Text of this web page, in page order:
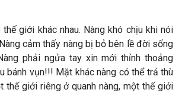
giới khác nhau. Nàng khó chịu khi nói
Nàng cảm thấy nàng bị bỏ bên lề đời sống
phải ngửa tay xin mới thỉnh thoảng
bánh vụn!!! Mặt khác nàng có thể trả thù
thế giới riêng ở quanh nàng, một thế giới